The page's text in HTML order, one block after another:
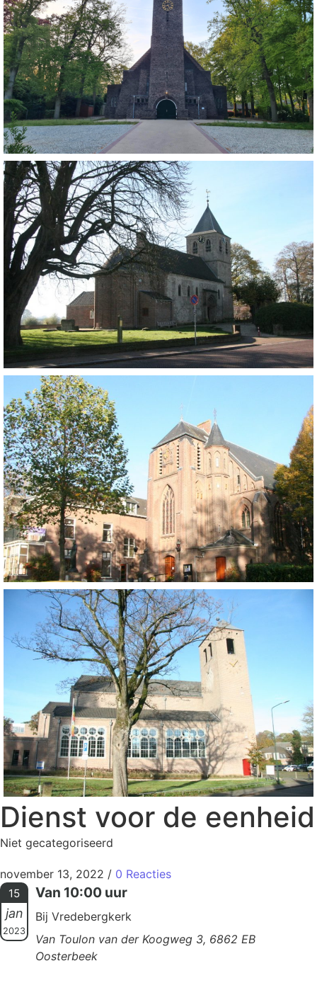
Dienst voor de eenheid
Niet gecategoriseerd
november 13, 2022 / 0 Reacties
15
jan
2023
Van 10:00 uur
Bij Vredebergkerk
Van Toulon van der Koogweg 3, 6862 EB
Oosterbeek